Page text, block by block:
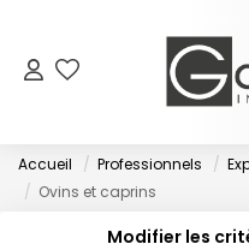
À
Accueil Professionnels
Ovins et caprins
Modifier les